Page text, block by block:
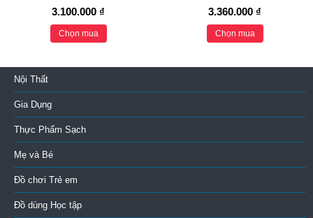
3.100.000 ₫
Chọn mua
3.360.000 ₫
Chọn mua
Nội Thất
Gia Dụng
Thực Phẩm Sạch
Mẹ và Bé
Đồ chơi Trẻ em
Đồ dùng Học tập